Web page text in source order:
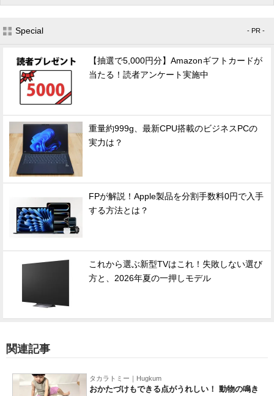
Special - PR -
【抽選で5,000円分】Amazonギフトカードが
当たる！読者アンケート実施中
重量約999g、最新CPU搭載のビジネスPCの
実力は？
FPが解説！Apple製品を分割手数料0円で入手
する方法とは？
これから選ぶ新型TVはこれ！失敗しない選び
方と、2026年夏の一押しモデル
関連記事
タカラトミー｜Hugkum
おかたづけもできる点がうれしい！ 動物の鳴き